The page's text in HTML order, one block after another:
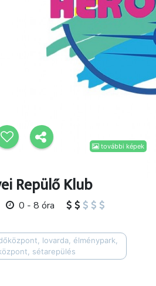
további képek
Repülő Klub
0 - 8 óra
lovarda, élménypark,
sétarepülés